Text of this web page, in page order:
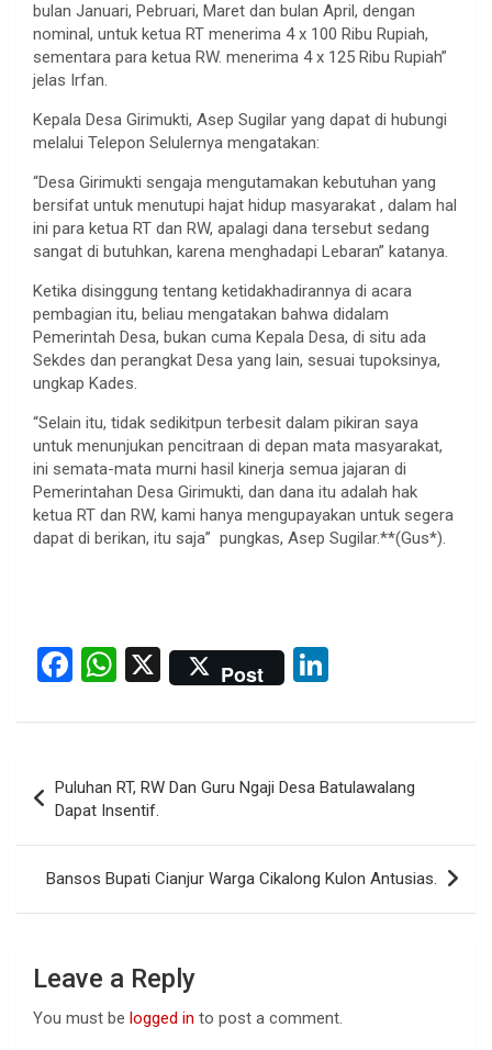
bulan Januari, Pebruari, Maret dan bulan April, dengan
nominal, untuk ketua RT menerima 4 x 100 Ribu Rupiah,
sementara para ketua RW. menerima 4 x 125 Ribu Rupiah”
jelas Irfan.
Kepala Desa Girimukti, Asep Sugilar yang dapat di hubungi
melalui Telepon Selulernya mengatakan:
“Desa Girimukti sengaja mengutamakan kebutuhan yang
bersifat untuk menutupi hajat hidup masyarakat , dalam hal
ini para ketua RT dan RW, apalagi dana tersebut sedang
sangat di butuhkan, karena menghadapi Lebaran” katanya.
Ketika disinggung tentang ketidakhadirannya di acara
pembagian itu, beliau mengatakan bahwa didalam
Pemerintah Desa, bukan cuma Kepala Desa, di situ ada
Sekdes dan perangkat Desa yang lain, sesuai tupoksinya,
ungkap Kades.
“Selain itu, tidak sedikitpun terbesit dalam pikiran saya
untuk menunjukan pencitraan di depan mata masyarakat,
ini semata-mata murni hasil kinerja semua jajaran di
Pemerintahan Desa Girimukti, dan dana itu adalah hak
ketua RT dan RW, kami hanya mengupayakan untuk segera
dapat di berikan, itu saja” pungkas, Asep Sugilar.**(Gus*).
F
ce
b
o
o
k
W
at
s
A
p
p
X Post
ke
dI
n
navigation
Puluhan RT, RW Dan Guru Ngaji Desa Batulawalang
Dapat Insentif.
Bansos Bupati Cianjur Warga Cikalong Kulon Antusias.
Leave a Reply
You must be logged in to post a comment.